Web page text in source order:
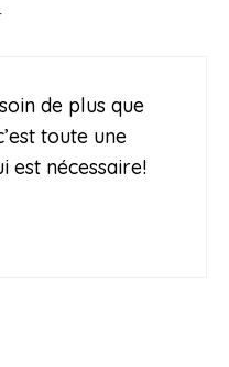
de plus que
toute une
est nécessaire!